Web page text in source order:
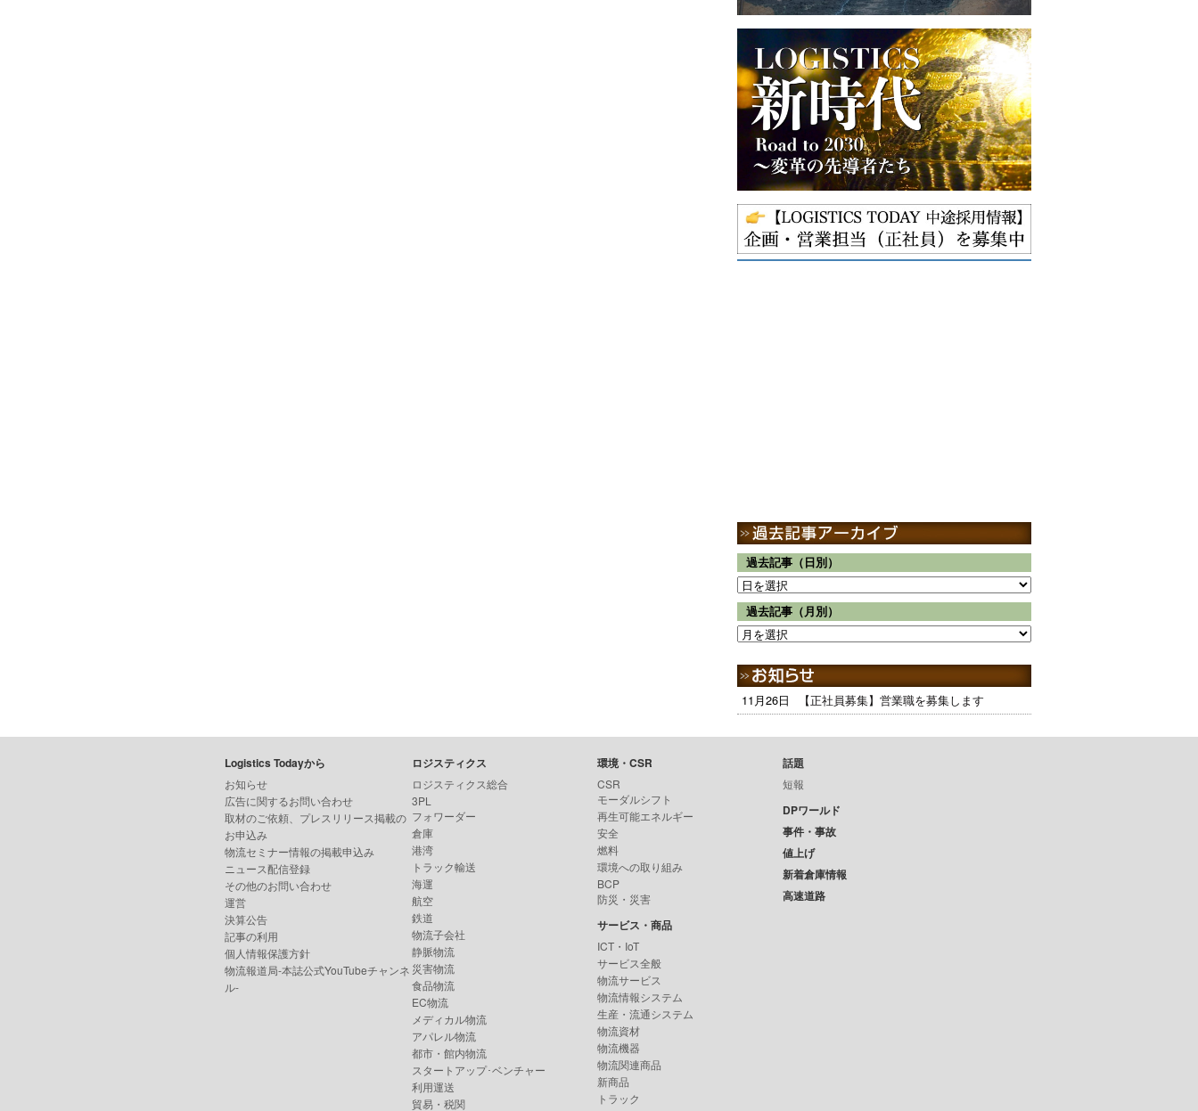
過去記事（日別）
過去記事（月別）
11月26日 【正社員募集】営業職を募集します
Logistics Todayから
お知らせ
広告に関するお問い合わせ
取材のご依頼、プレスリリース掲載の
お申込み
物流セミナー情報の掲載申込み
ニュース配信登録
その他のお問い合わせ
運営
決算公告
記事の利用
個人情報保護方針
物流報道局-本誌公式YouTubeチャンネ
ル-
ロジスティクス
ロジスティクス総合
3PL
フォワーダー
倉庫
港湾
トラック輸送
海運
航空
鉄道
物流子会社
静脈物流
災害物流
食品物流
EC物流
メディカル物流
アパレル物流
都市・館内物流
スタートアップ･ベンチャー
利用運送
貿易・税関
環境・CSR
CSR
モーダルシフト
再生可能エネルギー
安全
燃料
環境への取り組み
BCP
防災・災害
サービス・商品
ICT・IoT
サービス全般
物流サービス
物流情報システム
生産・流通システム
物流資材
物流機器
物流関連商品
新商品
トラック
話題
短報
DPワールド
事件・事故
値上げ
新着倉庫情報
高速道路